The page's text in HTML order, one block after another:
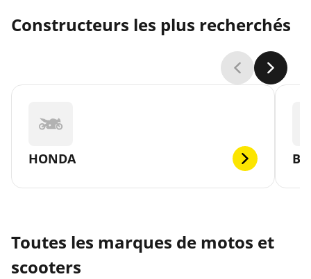
Constructeurs les plus recherchés
HONDA
Toutes les marques de motos et
scooters